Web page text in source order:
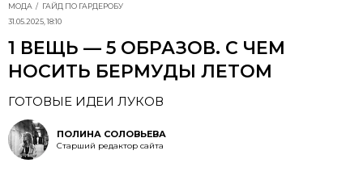
МОДА
ГАЙД ПО ГАРДЕРОБУ
31.05.2025, 18:10
1 ВЕЩЬ — 5 ОБРАЗОВ. С ЧЕМ
НОСИТЬ БЕРМУДЫ ЛЕТОМ
ГОТОВЫЕ ИДЕИ ЛУКОВ
ПОЛИНА СОЛОВЬЕВА
Старший редактор сайта